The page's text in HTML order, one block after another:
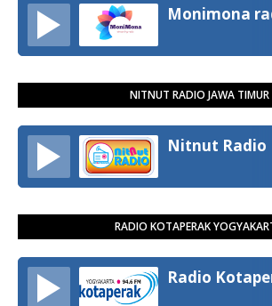
Monimona
NITNUT RADIO JAWA TIMUR
Nitnut Radio
RADIO KOTAPERAK
Radio